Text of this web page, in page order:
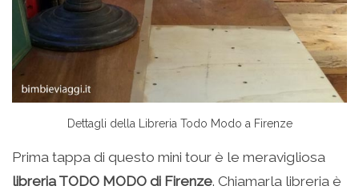
Dettagli della Libreria Todo Modo a Firenze
Prima tappa di questo mini tour è le meravigliosa
libreria TODO MODO di Firenze. Chiamarla libreria è